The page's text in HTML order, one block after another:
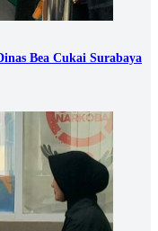
Bea Cukai Surabaya